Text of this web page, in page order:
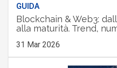
GUIDA
Blockchain & Web3:
alla maturità. Trend,
31 Mar 2026